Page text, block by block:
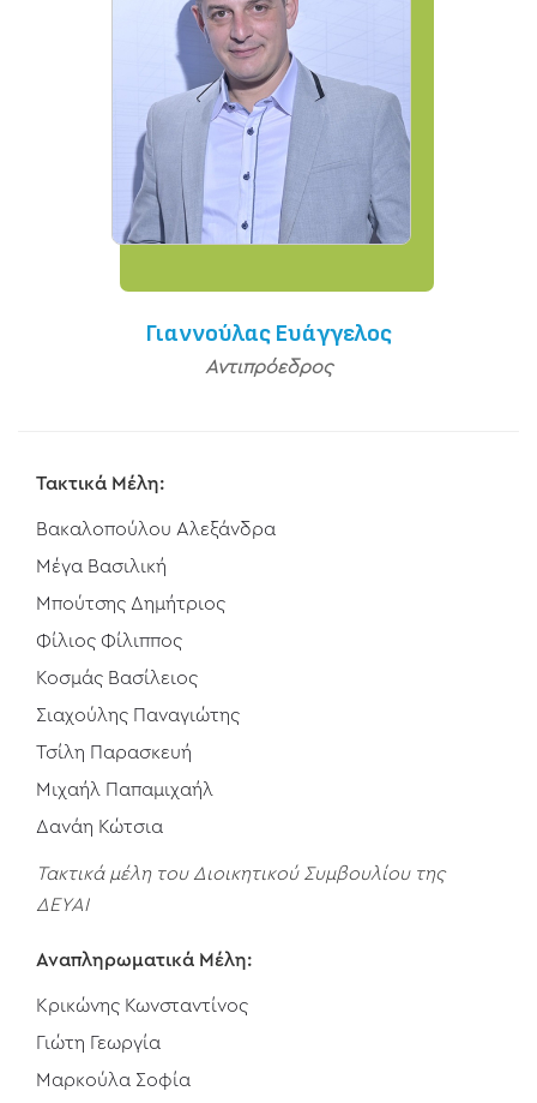
Γιαννούλας Ευάγγελος
Αντιπρόεδρος
Τακτικά Μέλη:
Βακαλοπούλου Αλεξάνδρα
Μέγα Βασιλική
Μπούτσης Δημήτριος
Φίλιος Φίλιππος
Κοσμάς Βασίλειος
Σιαχούλης Παναγιώτης
Τσίλη Παρασκευή
Μιχαήλ Παπαμιχαήλ
Δανάη Κώτσια
Τακτικά μέλη του Διοικητικού Συμβουλίου της
ΔΕΥΑΙ
Αναπληρωματικά Μέλη:
Κρικώνης Κωνσταντίνος
Γιώτη Γεωργία
Μαρκούλα Σοφία